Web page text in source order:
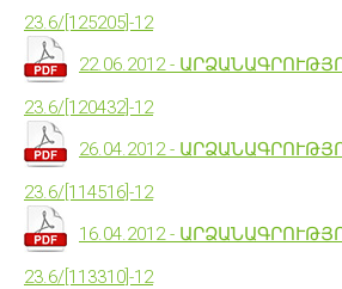
23.6/[125205]-12
22.06.2012 -
23.6/[120432]-12
26.04.2012 -
23.6/[114516]-12
16.04.2012 -
23.6/[113310]-12